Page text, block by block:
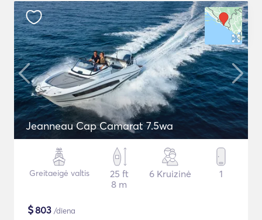
Jeanneau Cap Camarat 7.5wa
Greitaeigė valtis
25 ft
8 m
6 Kruizinė 1
$803 /diena